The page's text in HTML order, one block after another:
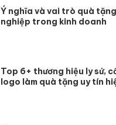
Ý nghĩa và vai trò quà
nghiệp trong kinh doanh
Top 6+ thương hiệu ly sứ,
logo làm quà tặng uy tín